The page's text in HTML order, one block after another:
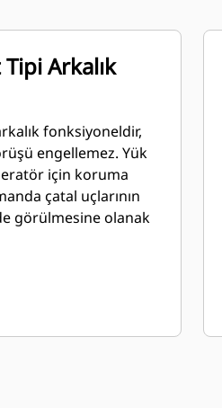
Arkalık
fonksiyoneldir,
engellemez. Yük
için koruma
çatal uçlarının
görülmesine olanak